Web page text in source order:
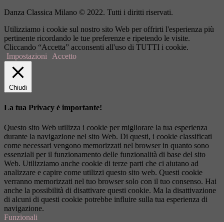
Danza Classica Milano © 2022. Tutti i diritti riservati.
Utilizziamo i cookie sul nostro sito Web per offrirti l'esperienza più
pertinente ricordando le tue preferenze e ripetendo le visite.
Cliccando “Accetta” acconsenti all'uso di TUTTI i cookie.
Impostazioni
Accetto
Chiudi
La tua Privacy è importante!
Questo sito Web utilizza i cookie per migliorare la tua esperienza
durante la navigazione nel sito Web. Di questi, i cookie classificati
come necessari vengono memorizzati nel browser in quanto sono
essenziali per il funzionamento delle funzionalità di base del sito
Web. Utilizziamo anche cookie di terze parti che ci aiutano ad
analizzare e capire come utilizzi questo sito web. Questi cookie
verranno memorizzati nel tuo browser solo con il tuo consenso. Hai
anche la possibilità di disattivare questi cookie. Ma la disattivazione
di alcuni di questi cookie potrebbe influire sulla tua esperienza di
navigazione.
Funzionali